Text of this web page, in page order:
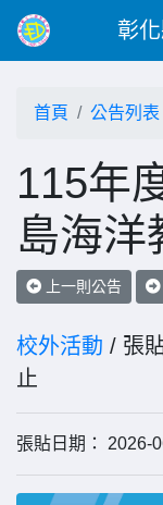
彰
首頁 公告列表
115年
島海洋
上一則公告
校外活動 / 張
止
張貼日期： 2026-